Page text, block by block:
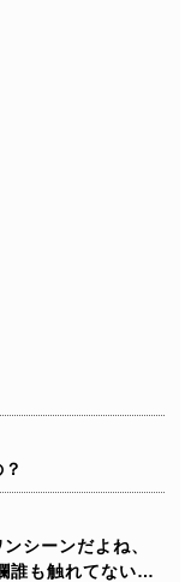
シーンだよね、
誰も触れてない…